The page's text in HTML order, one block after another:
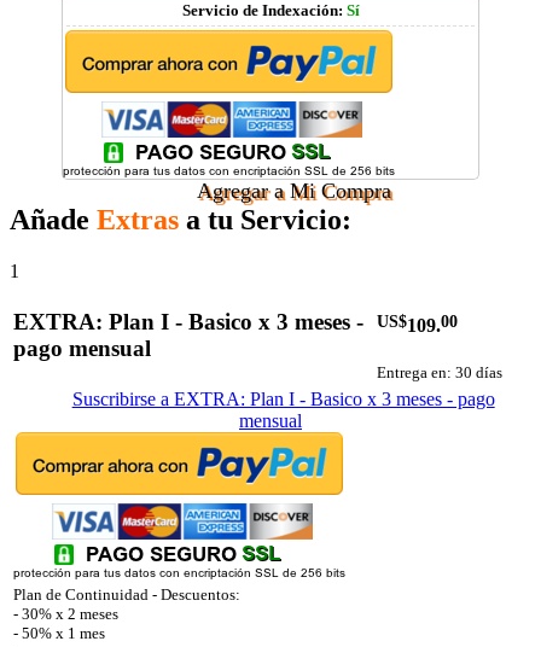
Servicio de Indexación: Sí
Agregar a Mi Compra
Añade Extras a tu Servicio:
1
EXTRA: Plan I - Basico x 3 meses -
pago mensual
US$109.00
Entrega en: 30 días
Suscribirse a EXTRA: Plan I - Basico x 3 meses - pago
mensual
Plan de Continuidad - Descuentos:
- 30% x 2 meses
- 50% x 1 mes